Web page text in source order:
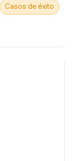
Casos de éxito